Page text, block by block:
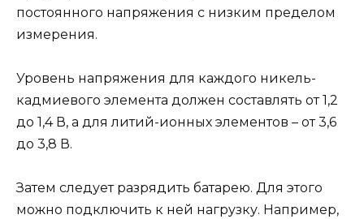
постоянного напряжения с низким пределом
измерения.
Уровень напряжения для каждого никель-
кадмиевого элемента должен составлять от 1,2
до 1,4 В, а для литий-ионных элементов – от 3,6
до 3,8 В.
Затем следует разрядить батарею. Для этого
можно подключить к ней нагрузку. Например,